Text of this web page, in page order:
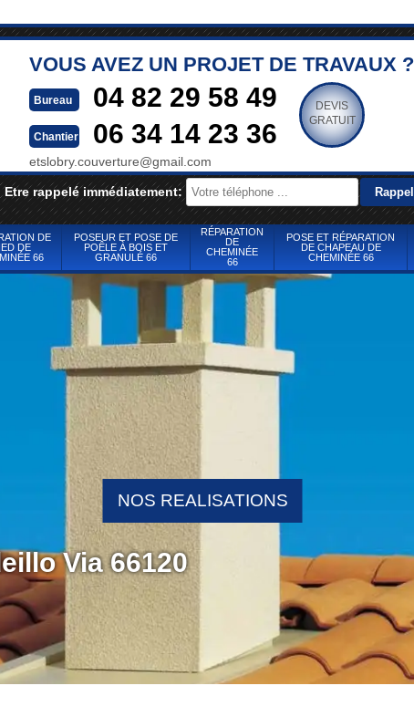
VOUS AVEZ UN PROJET DE TRAVAUX ?
Bureau 04 82 29 58 49
Chantier 06 34 14 23 36
etslobry.couverture@gmail.com
DEVIS
GRATUIT
Etre rappelé immédiatement:
DE
DE
66
POSEUR ET POSE DE
POÊLE À BOIS ET
GRANULÉ 66
RÉPARATION
DE
CHEMINÉE
66
POSE ET RÉPARATION
DE CHAPEAU DE
CHEMINÉE 66
Via 66120
NOS REALISATIONS